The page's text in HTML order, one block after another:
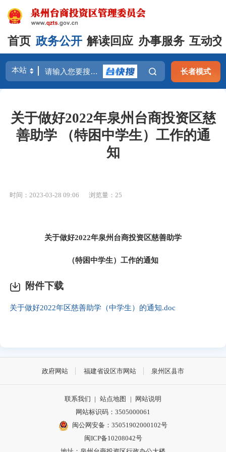
首页 政务公开 解读回应 办事服务 互动
长者模式
关于做好2022年泉州台商投资区慈
善助学 （特困中学生）工作的通
知
时间：2023-03-28 09:06 浏览量： 25
关于做好2022年泉州台商投资区慈善助学
（特困中学生）工作的通知
附件下载
关于做好2022年区慈善助学（中学生）的通知.doc
政府网站 福建省设区市网站 泉州区县市
联系我们 | 站点地图 |
网站说明
网站标识码：3505000061
闽公网安备：35051902000102号
闽ICP备10208042号